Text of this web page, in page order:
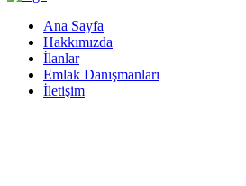
Ana Sayfa
Hakkımızda
İlanlar
Emlak Danışmanları
İletişim